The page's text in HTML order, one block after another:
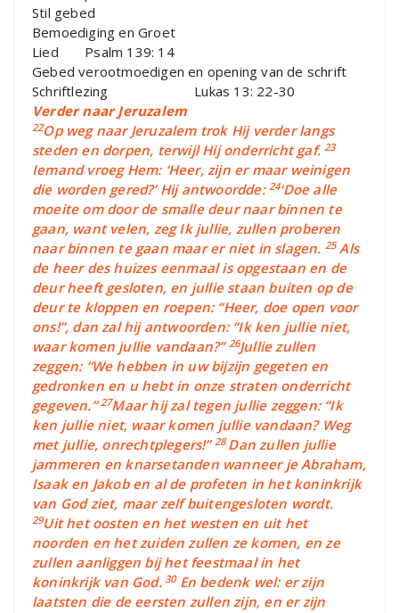
Stil gebed
Bemoediging en Groet
Lied Psalm 139: 14
Gebed verootmoedigen en opening van de schrift
Schriftlezing Lukas 13: 22-30
Verder naar Jeruzalem
22Op weg naar Jeruzalem trok Hij verder langs
steden en dorpen, terwijl Hij onderricht gaf.23
Iemand vroeg Hem: ‘Heer, zijn er maar weinigen
die worden gered?’ Hij antwoordde: 24‘Doe alle
moeite om door de smalle deur naar binnen te
gaan, want velen, zeg Ik jullie, zullen proberen
naar binnen te gaan maar er niet in slagen. 25Als
de heer des huizes eenmaal is opgestaan en de
deur heeft gesloten, en jullie staan buiten op de
deur te kloppen en roepen: “Heer, doe open voor
ons!”, dan zal hij antwoorden: “Ik ken jullie niet,
waar komen jullie vandaan?” 26Jullie zullen
zeggen: “We hebben in uw bijzijn gegeten en
gedronken en u hebt in onze straten onderricht
gegeven.”27Maar hij zal tegen jullie zeggen: “Ik
ken jullie niet, waar komen jullie vandaan? Weg
met jullie, onrechtplegers!” 28Dan zullen jullie
jammeren en knarsetanden wanneer je Abraham,
Isaak en Jakob en al de profeten in het koninkrijk
van God ziet, maar zelf buitengesloten wordt.
29Uit het oosten en het westen en uit het
noorden en het zuiden zullen ze komen, en ze
zullen aanliggen bij het feestmaal in het
koninkrijk van God. 30En bedenk wel: er zijn
laatsten die de eersten zullen zijn, en er zijn